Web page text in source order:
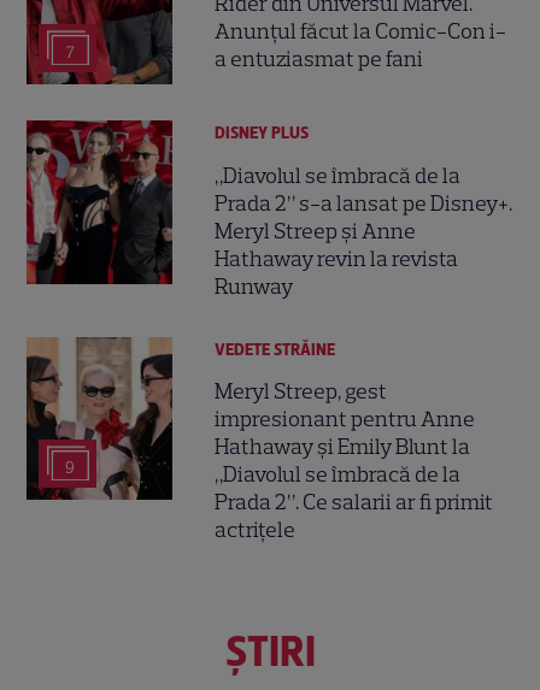
7
Anunțul făcut la Comic-Con i-
a entuziasmat pe fani
DISNEY PLUS
„Diavolul se îmbracă de la
Prada 2” s-a lansat pe Disney+.
Meryl Streep și Anne
Hathaway revin la revista
Runway
9
VEDETE STRĂINE
Meryl Streep, gest
impresionant pentru Anne
Hathaway și Emily Blunt la
„Diavolul se îmbracă de la
Prada 2”. Ce salarii ar fi primit
actrițele
ŞTIRI